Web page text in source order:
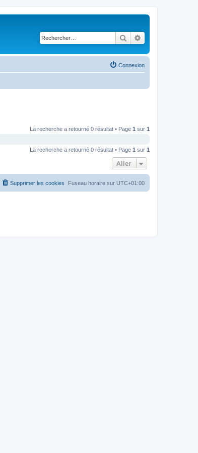
Rechercher
Connexion
La recherche a retourné 0 résultat • Page 1 sur 1
La recherche a retourné 0 résultat • Page 1 sur 1
Aller
Fuseau horaire sur UTC+01:00
Supprimer les cookies